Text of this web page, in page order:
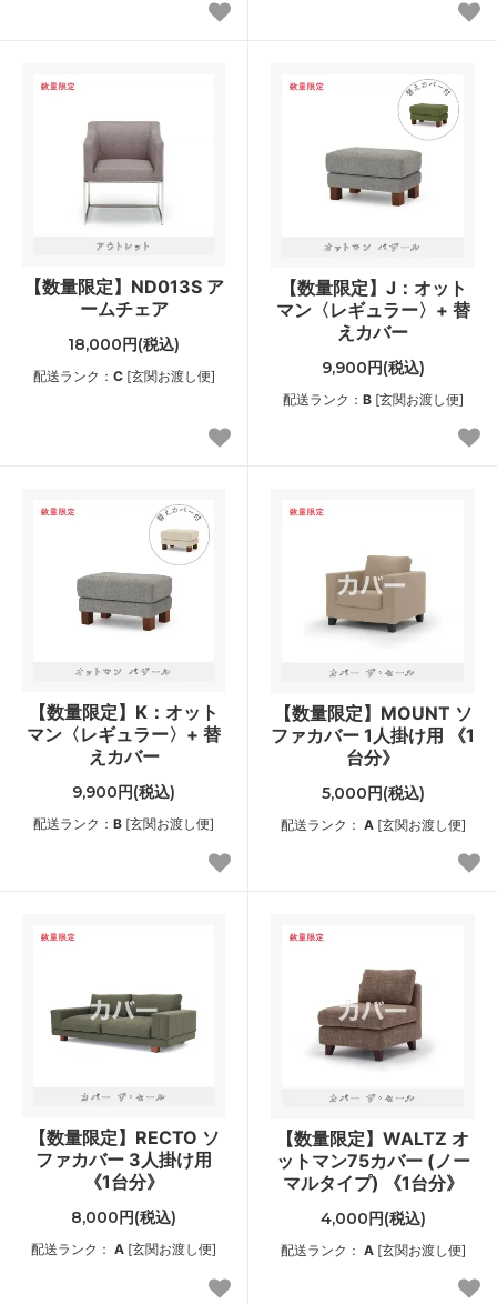
【数量限定】ND013S ア
ームチェア
18,000円(税込)
配送ランク： C[玄関お渡し便]
【数量限定】J：オット
マン〈レギュラー〉+ 替
えカバー
9,900円(税込)
配送ランク： B[玄関お渡し便]
【数量限定】K：オット
マン〈レギュラー〉+ 替
えカバー
9,900円(税込)
配送ランク： B [玄関お渡し便]
【数量限定】MOUNT ソ
ファカバー 1人掛け用 《1
台分》
5,000円(税込)
配送ランク： A[玄関お渡し便]
【数量限定】RECTO ソ
ファカバー 3人掛け用
《1台分》
8,000円(税込)
配送ランク： A [玄関お渡し便]
【数量限定】WALTZ オ
ットマン75カバー (ノー
マルタイプ) 《1台分》
4,000円(税込)
配送ランク： A[玄関お渡し便]